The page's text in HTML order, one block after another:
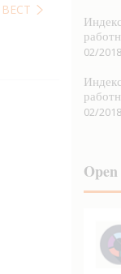
02/2018
02/2018